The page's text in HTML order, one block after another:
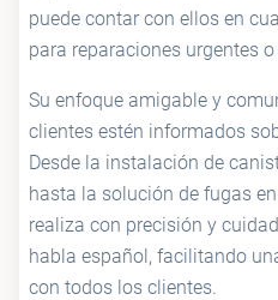
puede contar con ellos en
para reparaciones urgentes
Su enfoque amigable y
clientes estén informados
Desde la instalación de
hasta la solución de fugas
realiza con precisión y
habla español, facilitando
con todos los clientes.